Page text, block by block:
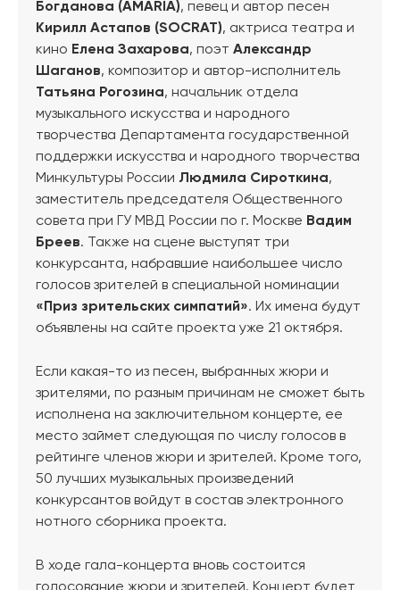
Богданова (AMARIA), певец и автор песен
Кирилл Астапов (SOCRAT), актриса театра и
кино Елена Захарова, поэт Александр
Шаганов, композитор и автор-исполнитель
Татьяна Рогозина, начальник отдела
музыкального искусства и народного
творчества Департамента государственной
поддержки искусства и народного творчества
Минкультуры России Людмила Сироткина,
заместитель председателя Общественного
совета при ГУ МВД России по г. Москве Вадим
Бреев. Также на сцене выступят три
конкурсанта, набравшие наибольшее число
голосов зрителей в специальной номинации
«Приз зрительских симпатий». Их имена будут
объявлены на сайте проекта уже 21 октября.
Если какая-то из песен, выбранных жюри и
зрителями, по разным причинам не сможет быть
исполнена на заключительном концерте, ее
место займет следующая по числу голосов в
рейтинге членов жюри и зрителей. Кроме того,
50 лучших музыкальных произведений
конкурсантов войдут в состав электронного
нотного сборника проекта.
В ходе гала-концерта вновь состоится